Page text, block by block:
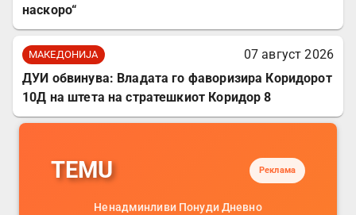
наскоро“
МАКЕДОНИЈА
07 август 2026
ДУИ обвинува: Владата го фаворизира Коридорот
10Д на штета на стратешкиот Коридор 8
TEMU Реклама
Ненадминливи Понуди Дневно